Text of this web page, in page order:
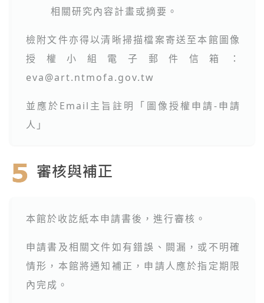
相關研究內容計畫或摘要。
檢附文件亦得以清晰掃描檔案寄送至本館圖像
授權小組電子郵件信箱：
eva@art.ntmofa.gov.tw
並應於Email主旨註明「圖像授權申請-申請
人」
本館於收訖紙本申請書後，進行審核。
申請書及相關文件如有錯誤、闕漏，或不明確
情形，本館將通知補正，申請人應於指定期限
內完成。